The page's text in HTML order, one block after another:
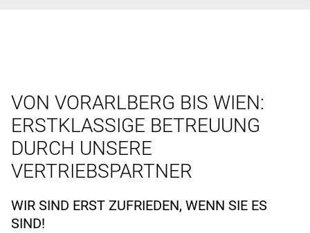
VON VORARLBERG BIS WIEN:
ERSTKLASSIGE BETREUUNG
DURCH UNSERE
VERTRIEBSPARTNER
WIR SIND ERST ZUFRIEDEN, WENN SIE ES
SIND!